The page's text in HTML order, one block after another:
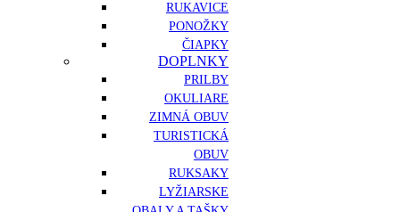
RUKAVICE
PONOŽKY
ČIAPKY
DOPLNKY
PRILBY
OKULIARE
ZIMNÁ OBUV
TURISTICKÁ
OBUV
RUKSAKY
LYŽIARSKE